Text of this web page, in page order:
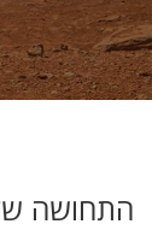
התחושה